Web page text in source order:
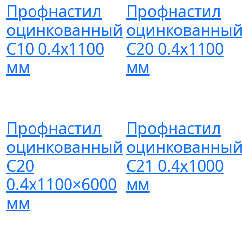
Профнастил
оцинкованный
С10 0.4х1100
мм
Профнастил
оцинкованный
С20 0.4х1100
мм
Профнастил
оцинкованный
С20
0.4х1100×6000
мм
Профнастил
оцинкованный
С21 0.4х1000
мм